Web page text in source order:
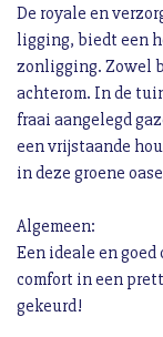
De royale en
ligging, biedt een
zonligging. Zowel
achterom. In de
fraai aangelegd
een vrijstaande
in deze groene
Algemeen:
Een ideale en
comfort in een
gekeurd!